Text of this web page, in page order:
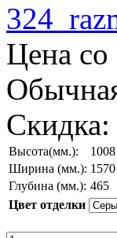
Цена со
Скидка:
Высота(мм.):
1008
Ширина (мм.): 1570
Глубина (мм.): 465
Цвет отделки